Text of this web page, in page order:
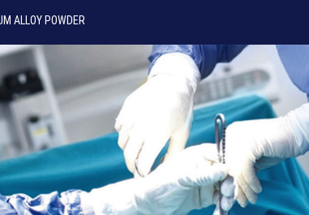
ALLOY POWDER